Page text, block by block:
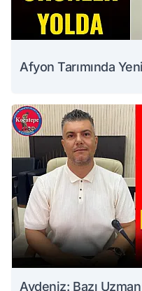
Afyon Tarımında
Aydeniz: Bazı